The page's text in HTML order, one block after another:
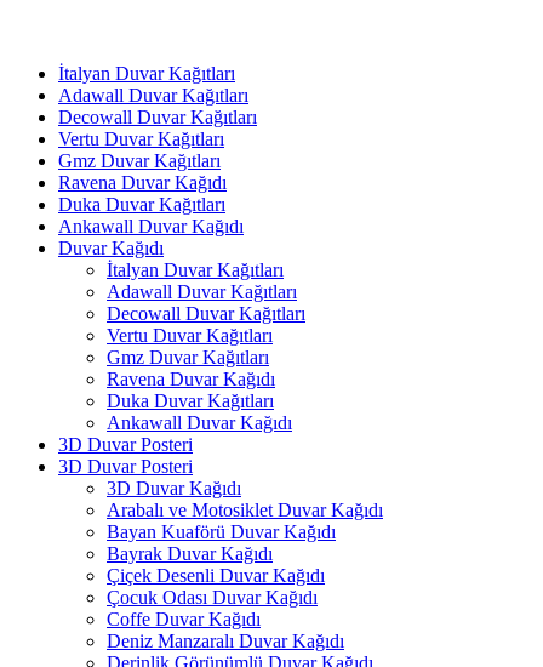
İtalyan Duvar Kağıtları
Adawall Duvar Kağıtları
Decowall Duvar Kağıtları
Vertu Duvar Kağıtları
Gmz Duvar Kağıtları
Ravena Duvar Kağıdı
Duka Duvar Kağıtları
Ankawall Duvar Kağıdı
Duvar Kağıdı
İtalyan Duvar Kağıtları
Adawall Duvar Kağıtları
Decowall Duvar Kağıtları
Vertu Duvar Kağıtları
Gmz Duvar Kağıtları
Ravena Duvar Kağıdı
Duka Duvar Kağıtları
Ankawall Duvar Kağıdı
3D Duvar Posteri
3D Duvar Posteri
3D Duvar Kağıdı
Arabalı ve Motosiklet Duvar Kağıdı
Bayan Kuaförü Duvar Kağıdı
Bayrak Duvar Kağıdı
Çiçek Desenli Duvar Kağıdı
Çocuk Odası Duvar Kağıdı
Coffe Duvar Kağıdı
Deniz Manzaralı Duvar Kağıdı